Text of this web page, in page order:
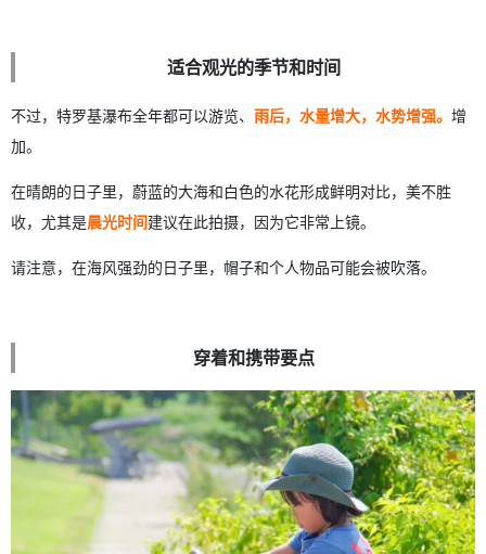
适合观光的季节和时间
不过，特罗基瀑布全年都可以游览、 雨后，水量增大，水势增强。 增
加。
在晴朗的日子里，蔚蓝的大海和白色的水花形成鲜明对比，美不胜
收，尤其是晨光时间建议在此拍摄，因为它非常上镜。
请注意，在海风强劲的日子里，帽子和个人物品可能会被吹落。
穿着和携带要点